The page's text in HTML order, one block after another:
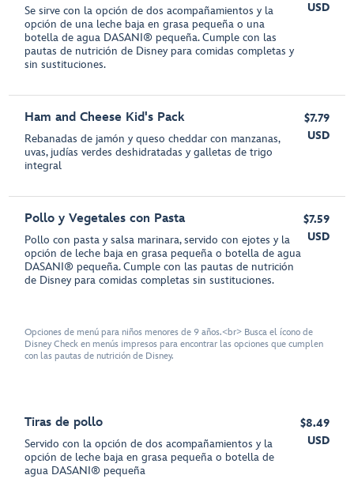
Se sirve con la opción de dos acompañamientos y la
opción de una leche baja en grasa pequeña o una
botella de agua DASANI® pequeña. Cumple con las
pautas de nutrición de Disney para comidas completas y
sin sustituciones.
USD
Ham and Cheese Kid's Pack
Rebanadas de jamón y queso cheddar con manzanas,
uvas, judías verdes deshidratadas y galletas de trigo
integral
$7.79
USD
Pollo y Vegetales con Pasta
Pollo con pasta y salsa marinara, servido con ejotes y la
opción de leche baja en grasa pequeña o botella de agua
DASANI® pequeña. Cumple con las pautas de nutrición
de Disney para comidas completas sin sustituciones.
$7.59
USD
Opciones de menú para niños menores de 9 años.<br> Busca el ícono de
Disney Check en menús impresos para encontrar las opciones que cumplen
con las pautas de nutrición de Disney.
Tiras de pollo
Servido con la opción de dos acompañamientos y la
opción de leche baja en grasa pequeña o botella de
agua DASANI® pequeña
$8.49
USD